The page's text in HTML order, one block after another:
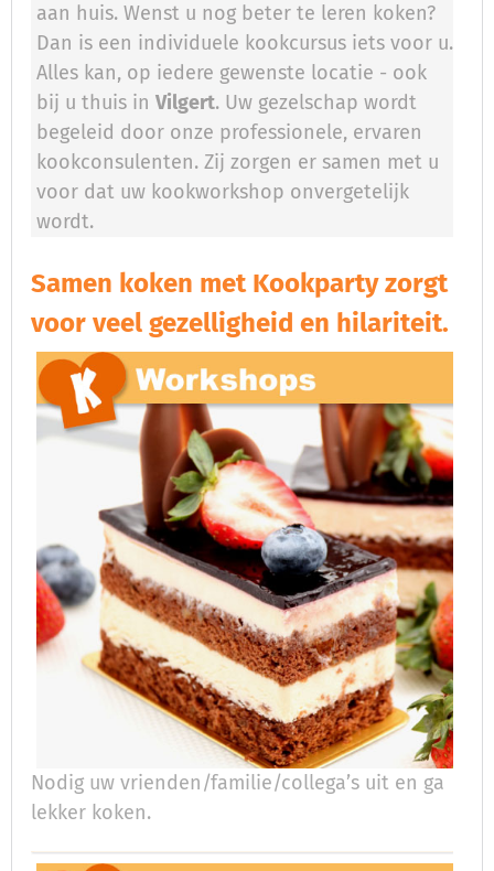
aan huis. Wenst u nog beter te leren koken?
Dan is een individuele kookcursus iets voor u.
Alles kan, op iedere gewenste locatie - ook
bij u thuis inVilgert. Uw gezelschap wordt
begeleid door onze professionele, ervaren
kookconsulenten. Zij zorgen er samen met u
voor dat uw kookworkshop onvergetelijk
wordt.
Samen koken met Kookparty zorgt
voor veel gezelligheid en hilariteit.
Nodig uw vrienden/familie/collega’s uit en ga
lekker koken.